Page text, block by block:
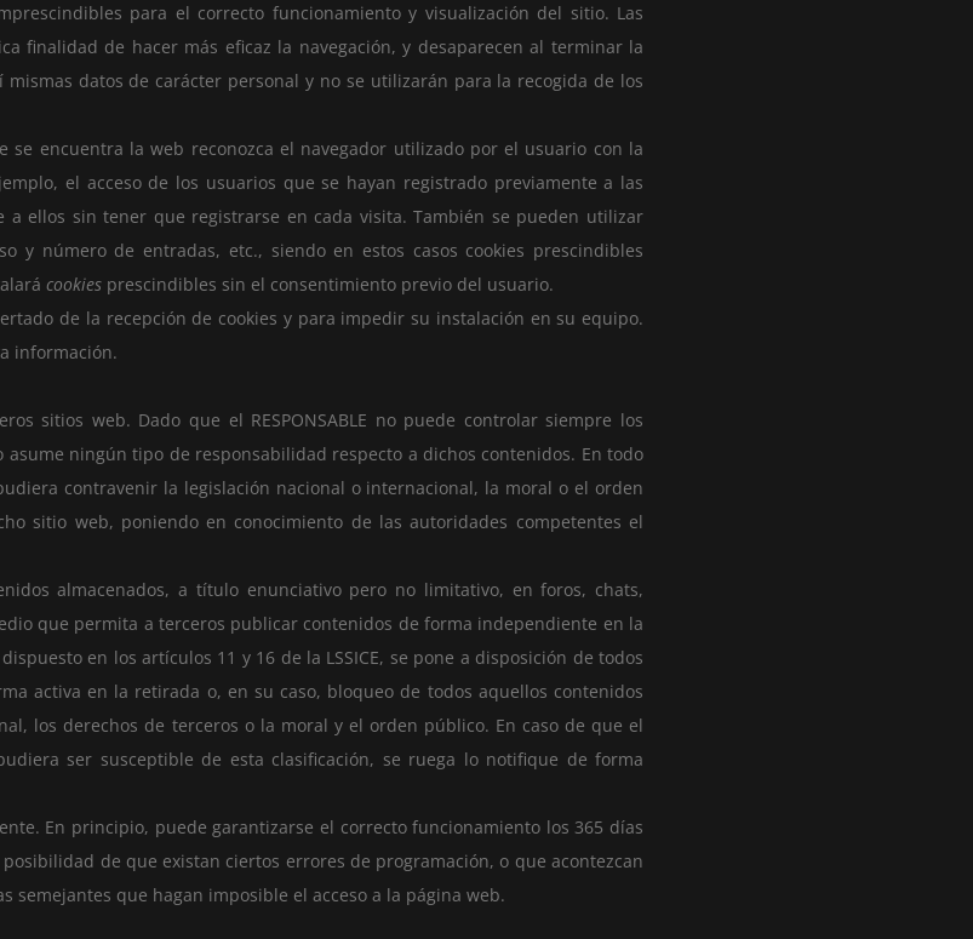
para el correcto funcionamiento y visualización del sitio. Las
finalidad de hacer más eficaz la navegación, y desaparecen al terminar la
datos de carácter personal y no se utilizarán para la recogida de los
encuentra la web reconozca el navegador utilizado por el usuario con la
el acceso de los usuarios que se hayan registrado previamente a las
a ellos sin tener que registrarse en cada visita. También se pueden utilizar
y número de entradas, etc., siendo en estos casos cookies prescindibles
cookies prescindibles sin el consentimiento previo del usuario.
de la recepción de cookies y para impedir su instalación en su equipo.
información.
sitios web. Dado que el RESPONSABLE no puede controlar siempre los
ningún tipo de responsabilidad respecto a dichos contenidos. En todo
contravenir la legislación nacional o internacional, la moral o el orden
sitio web, poniendo en conocimiento de las autoridades competentes el
almacenados, a título enunciativo pero no limitativo, en foros, chats,
que permita a terceros publicar contenidos de forma independiente en la
en los artículos 11 y 16 de la LSSICE, se pone a disposición de todos
activa en la retirada o, en su caso, bloqueo de todos aquellos contenidos
los derechos de terceros o la moral y el orden público. En caso de que el
ser susceptible de esta clasificación, se ruega lo notifique de forma
En principio, puede garantizarse el correcto funcionamiento los 365 días
de que existan ciertos errores de programación, o que acontezcan
semejantes que hagan imposible el acceso a la página web.